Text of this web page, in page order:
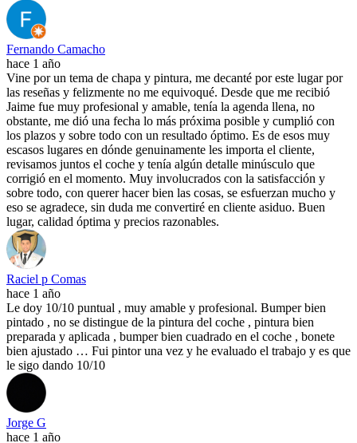
Fernando Camacho
hace 1 año
Vine por un tema de chapa y pintura, me decanté por este lugar por
las reseñas y felizmente no me equivoqué. Desde que me recibió
Jaime fue muy profesional y amable, tenía la agenda llena, no
obstante, me dió una fecha lo más próxima posible y cumplió con
los plazos y sobre todo con un resultado óptimo. Es de esos muy
escasos lugares en dónde genuinamente les importa el cliente,
revisamos juntos el coche y tenía algún detalle minúsculo que
corrigió en el momento. Muy involucrados con la satisfacción y
sobre todo, con querer hacer bien las cosas, se esfuerzan mucho y
eso se agradece, sin duda me convertiré en cliente asiduo. Buen
lugar, calidad óptima y precios razonables.
Raciel p Comas
hace 1 año
Le doy 10/10 puntual , muy amable y profesional. Bumper bien
pintado , no se distingue de la pintura del coche , pintura bien
preparada y aplicada , bumper bien cuadrado en el coche , bonete
bien ajustado … Fui pintor una vez y he evaluado el trabajo y es que
le sigo dando 10/10
Jorge G
hace 1 año